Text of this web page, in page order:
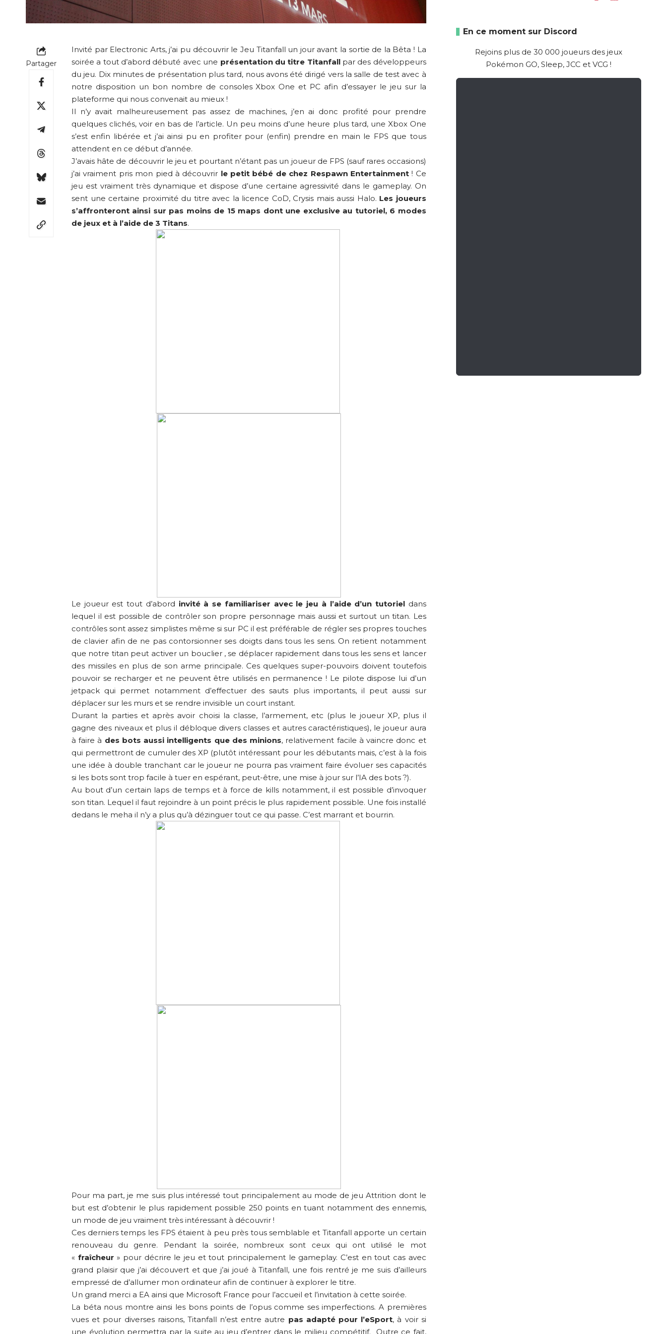
Partager
Invité par Electronic Arts, j’ai pu découvrir le Jeu Titanfall un jour avant la sortie de la Bêta ! La
soirée a tout d’abord débuté avec une présentation du titre Titanfallpar des développeurs
du jeu. Dix minutes de présentation plus tard, nous avons été dirigé vers la salle de test avec à
notre disposition un bon nombre de consoles Xbox One et PC afin d’essayer le jeu sur la
plateforme qui nous convenait au mieux !
Il n’y avait malheureusement pas assez de machines, j’en ai donc profité pour prendre
quelques clichés, voir en bas de l’article. Un peu moins d’une heure plus tard, une Xbox One
s’est enfin libérée et j’ai ainsi pu en profiter pour (enfin) prendre en main le FPS que tous
attendent en ce début d’année.
J’avais hâte de découvrir le jeu et pourtant n’étant pas un joueur de FPS (sauf rares occasions)
j’ai vraiment pris mon pied à découvrir le petit bébé de chez Respawn Entertainment! Ce
jeu est vraiment très dynamique et dispose d’une certaine agressivité dans le gameplay. On
sent une certaine proximité du titre avec la licence CoD, Crysis mais aussi Halo. Les joueurs
s’affronteront ainsi sur pas moins de 15 maps dont une exclusive au tutoriel, 6 modes
de jeux et à l’aide de 3 Titans.
Le joueur est tout d’abord invité à se familiariser avec le jeu à l’aide d’un tutoriel dans
lequel il est possible de contrôler son propre personnage mais aussi et surtout un titan. Les
contrôles sont assez simplistes même si sur PC il est préférable de régler ses propres touches
de clavier afin de ne pas contorsionner ses doigts dans tous les sens. On retient notamment
que notre titan peut activer un bouclier , se déplacer rapidement dans tous les sens et lancer
des missiles en plus de son arme principale. Ces quelques super-pouvoirs doivent toutefois
pouvoir se recharger et ne peuvent être utilisés en permanence ! Le pilote dispose lui d’un
jetpack qui permet notamment d’effectuer des sauts plus importants, il peut aussi sur
déplacer sur les murs et se rendre invisible un court instant.
Durant la parties et après avoir choisi la classe, l’armement, etc (plus le joueur XP, plus il
gagne des niveaux et plus il débloque divers classes et autres caractéristiques), le joueur aura
à faire à des bots aussi intelligents que des minions, relativement facile à vaincre donc et
qui permettront de cumuler des XP (plutôt intéressant pour les débutants mais, c’est à la fois
une idée à double tranchant car le joueur ne pourra pas vraiment faire évoluer ses capacités
si les bots sont trop facile à tuer en espérant, peut-être, une mise à jour sur l’IA des bots ?).
Au bout d’un certain laps de temps et à force de kills notamment, il est possible d’invoquer
son titan. Lequel il faut rejoindre à un point précis le plus rapidement possible. Une fois installé
dedans le meha il n’y a plus qu’à dézinguer tout ce qui passe. C’est marrant et bourrin.
Pour ma part, je me suis plus intéressé tout principalement au mode de jeu Attrition dont le
but est d’obtenir le plus rapidement possible 250 points en tuant notamment des ennemis,
un mode de jeu vraiment très intéressant à découvrir !
Ces derniers temps les FPS étaient à peu près tous semblable et Titanfall apporte un certain
renouveau du genre. Pendant la soirée, nombreux sont ceux qui ont utilisé le mot
« fraîcheur » pour décrire le jeu et tout principalement le gameplay. C’est en tout cas avec
grand plaisir que j’ai découvert et que j’ai joué à Titanfall, une fois rentré je me suis d’ailleurs
empressé de d’allumer mon ordinateur afin de continuer à explorer le titre.
Un grand merci a EA ainsi que Microsoft France pour l’accueil et l’invitation à cette soirée.
La béta nous montre ainsi les bons points de l’opus comme ses imperfections. A premières
vues et pour diverses raisons, Titanfall n’est entre autre pas adapté pour l’eSport, à voir si
une évolution permettra par la suite au jeu d’entrer dans le milieu compétitif. Outre ce fait,
En ce moment sur Discord
Rejoins plus de 30 000 joueurs des jeux
Pokémon GO, Sleep, JCC et VCG !